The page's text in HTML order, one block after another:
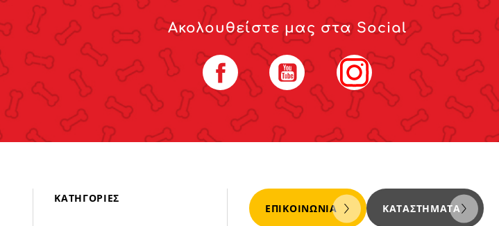
Ακολουθείστε μας στα Social
Facebook YouTube Instagram
ΚΑΤΗΓΟΡΊΕΣ
ΕΠΙΚΟΙΝΩΝΊΑ ΚΑΤΑΣΤΉΜΑΤΑ